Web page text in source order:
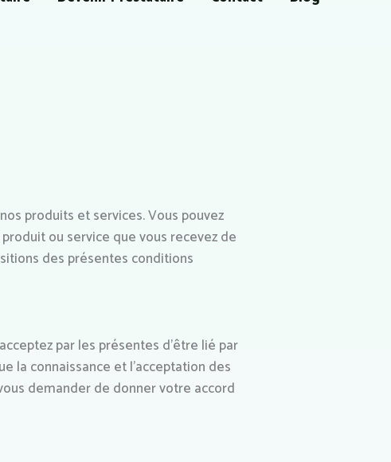
produits et services. Vous pouvez
ou service que vous recevez de
des présentes conditions
par les présentes d’être lié par
la connaissance et l’acceptation des
demander de donner votre accord